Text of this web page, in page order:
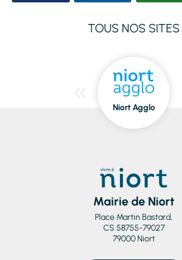
TOUS NOS SITES
Niort Agglo
Mairie de Niort
Place Martin Bastard,
CS 58755-79027
79000 Niort